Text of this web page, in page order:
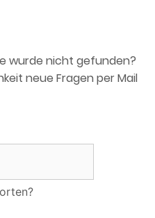
wurde nicht gefunden?
neue Fragen per Mail